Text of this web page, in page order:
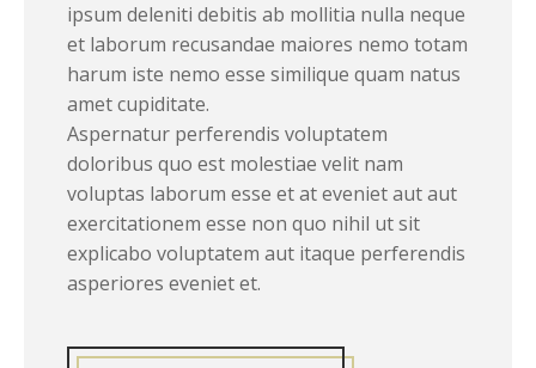
ipsum deleniti debitis ab mollitia nulla neque
et laborum recusandae maiores nemo totam
harum iste nemo esse similique quam natus
amet cupiditate.
Aspernatur perferendis voluptatem
doloribus quo est molestiae velit nam
voluptas laborum esse et at eveniet aut aut
exercitationem esse non quo nihil ut sit
explicabo voluptatem aut itaque perferendis
asperiores eveniet et.